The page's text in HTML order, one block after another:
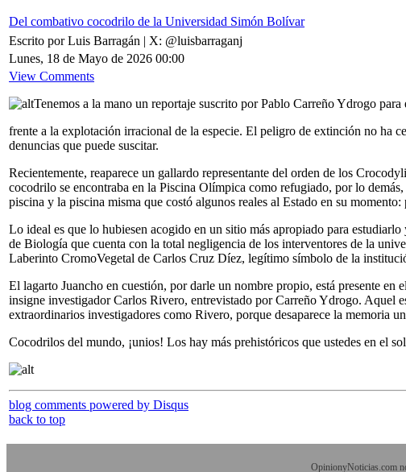
Del combativo cocodrilo de la Universidad Simón Bolívar
Escrito por Luis Barragán | X: @luisbarraganj
Lunes, 18 de Mayo de 2026 00:00
View Comments
Tenemos a la mano un reportaje suscrito por Pablo Carreño Ydrogo
frente a la explotación irracional de la especie. El peligro de extinción no ha
denuncias que puede suscitar.
Recientemente, reaparece un gallardo representante del orden de los
cocodrilo se encontraba en la Piscina Olímpica como refugiado, por lo
piscina y la piscina misma que costó algunos reales al Estado en su
Lo ideal es que lo hubiesen acogido en un sitio más apropiado para
de Biología que cuenta con la total negligencia de los interventores de la
Laberinto CromoVegetal de Carlos Cruz Díez, legítimo símbolo de la
El lagarto Juancho en cuestión, por darle un nombre propio, está presente
insigne investigador Carlos Rivero, entrevistado por Carreño Ydrogo. Aquel
extraordinarios investigadores como Rivero, porque desaparece la memoria
Cocodrilos del mundo, ¡unios! Los hay más prehistóricos que ustedes en el
blog comments powered by Disqus
back to top
OpinionyNoticias.com